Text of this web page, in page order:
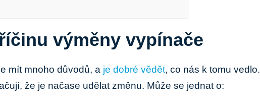
výměny vypínače
mít mnoho důvodů, a je dobré vědět, co nás k tomu vedlo.
že je načase udělat změnu. Může se jednat o: